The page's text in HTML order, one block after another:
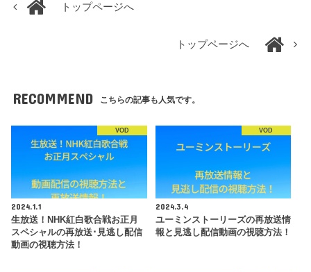
トップページへ
トップページへ
RECOMMEND こちらの記事も人気です。
VOD
2024.1.1
生放送！NHK紅白歌合戦お正月
スペシャルの再放送･見逃し配信
動画の視聴方法！
VOD
2024.3.4
ユーミンストーリーズの再放送情
報と見逃し配信動画の視聴方法！